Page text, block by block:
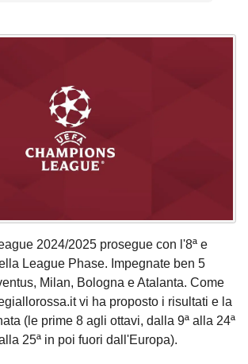
2024/2025 prosegue con l'8ª e
League Phase. Impegnate ben 5
Milan, Bologna e Atalanta. Come
vi ha proposto i risultati e la
(le prime 8 agli ottavi, dalla 9ª alla 24ª
25ª in poi fuori dall'Europa).